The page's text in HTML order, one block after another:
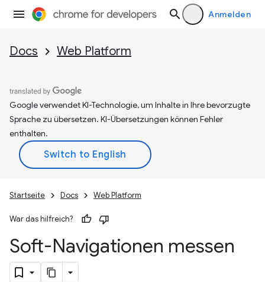
Anmelden
Docs Web Platform
Google verwendet KI-Technologie, um Inhalte in Ihre bevorzugte
Sprache zu übersetzen. KI-Übersetzungen können Fehler
enthalten.
Startseite Docs Web Platform
War das hilfreich?
Soft-Navigationen messen